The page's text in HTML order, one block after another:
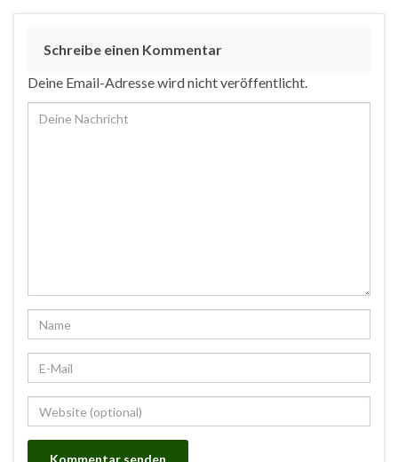
Schreibe einen Kommentar
Deine Email-Adresse wird nicht veröffentlicht.